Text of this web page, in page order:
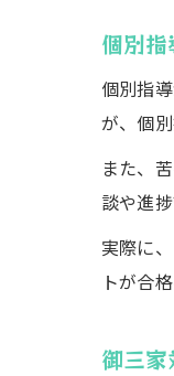
個別
個別指
が、個
また、
談や進
実際に
トが合
御三